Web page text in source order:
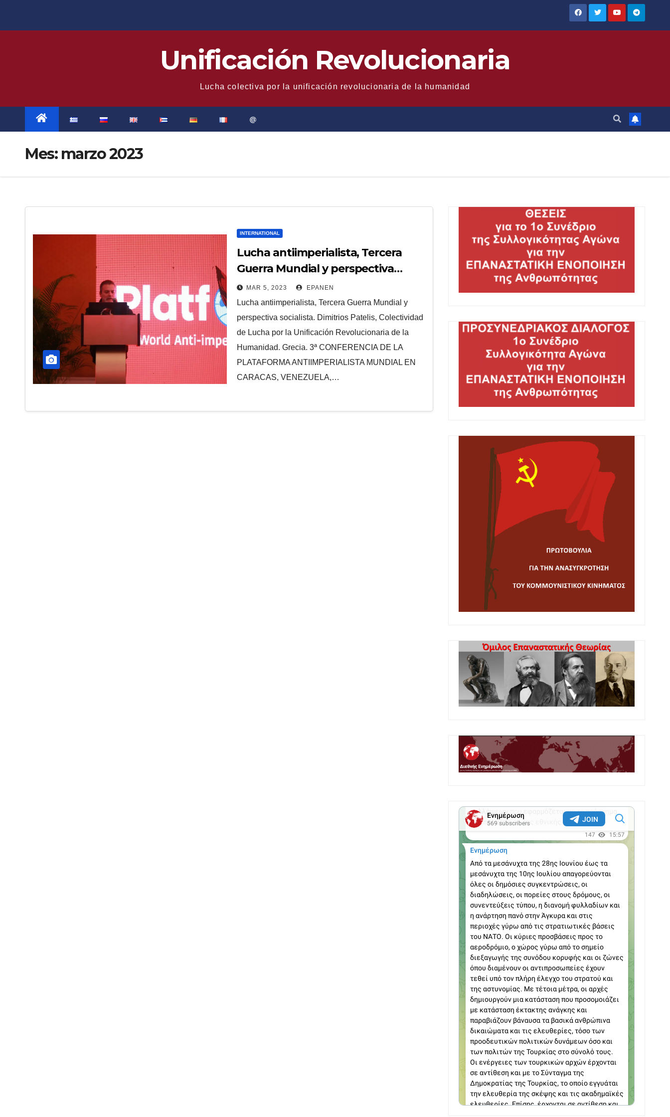
Unificación Revolucionaria
Lucha colectiva por la unificación revolucionaria de la humanidad
@
Mes: marzo 2023
INTERNATIONAL
Lucha antiimperialista, Tercera
Guerra Mundial y perspectiva
socialista
MAR 5, 2023 EPANEN
Lucha antiimperialista, Tercera Guerra Mundial y
perspectiva socialista. Dimitrios Patelis, Colectividad
de Lucha por la Unificación Revolucionaria de la
Humanidad. Grecia. 3ª CONFERENCIA DE LA
PLATAFORMA ANTIIMPERIALISTA MUNDIAL EN
CARACAS, VENEZUELA,…